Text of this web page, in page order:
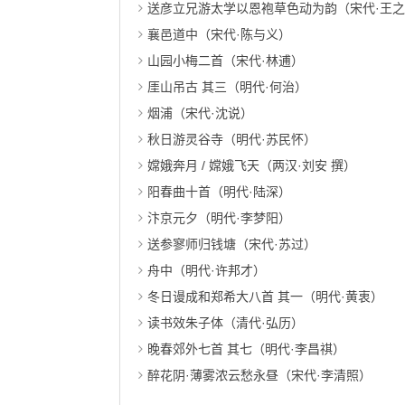
送彦立兄游太学以恩袍草色动为韵（宋代·王
襄邑道中（宋代·陈与义）
山园小梅二首（宋代·林逋）
厓山吊古 其三（明代·何治）
烟浦（宋代·沈说）
秋日游灵谷寺（明代·苏民怀）
嫦娥奔月 / 嫦娥飞天（两汉·刘安 撰）
阳春曲十首（明代·陆深）
汴京元夕（明代·李梦阳）
送参寥师归钱塘（宋代·苏过）
舟中（明代·许邦才）
冬日谩成和郑希大八首 其一（明代·黄衷）
读书效朱子体（清代·弘历）
晚春郊外七首 其七（明代·李昌祺）
醉花阴·薄雾浓云愁永昼（宋代·李清照）